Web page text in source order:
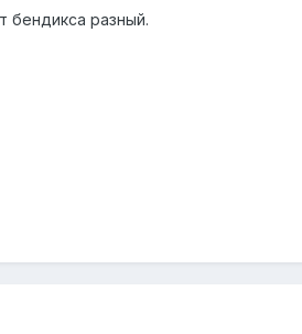
разный.